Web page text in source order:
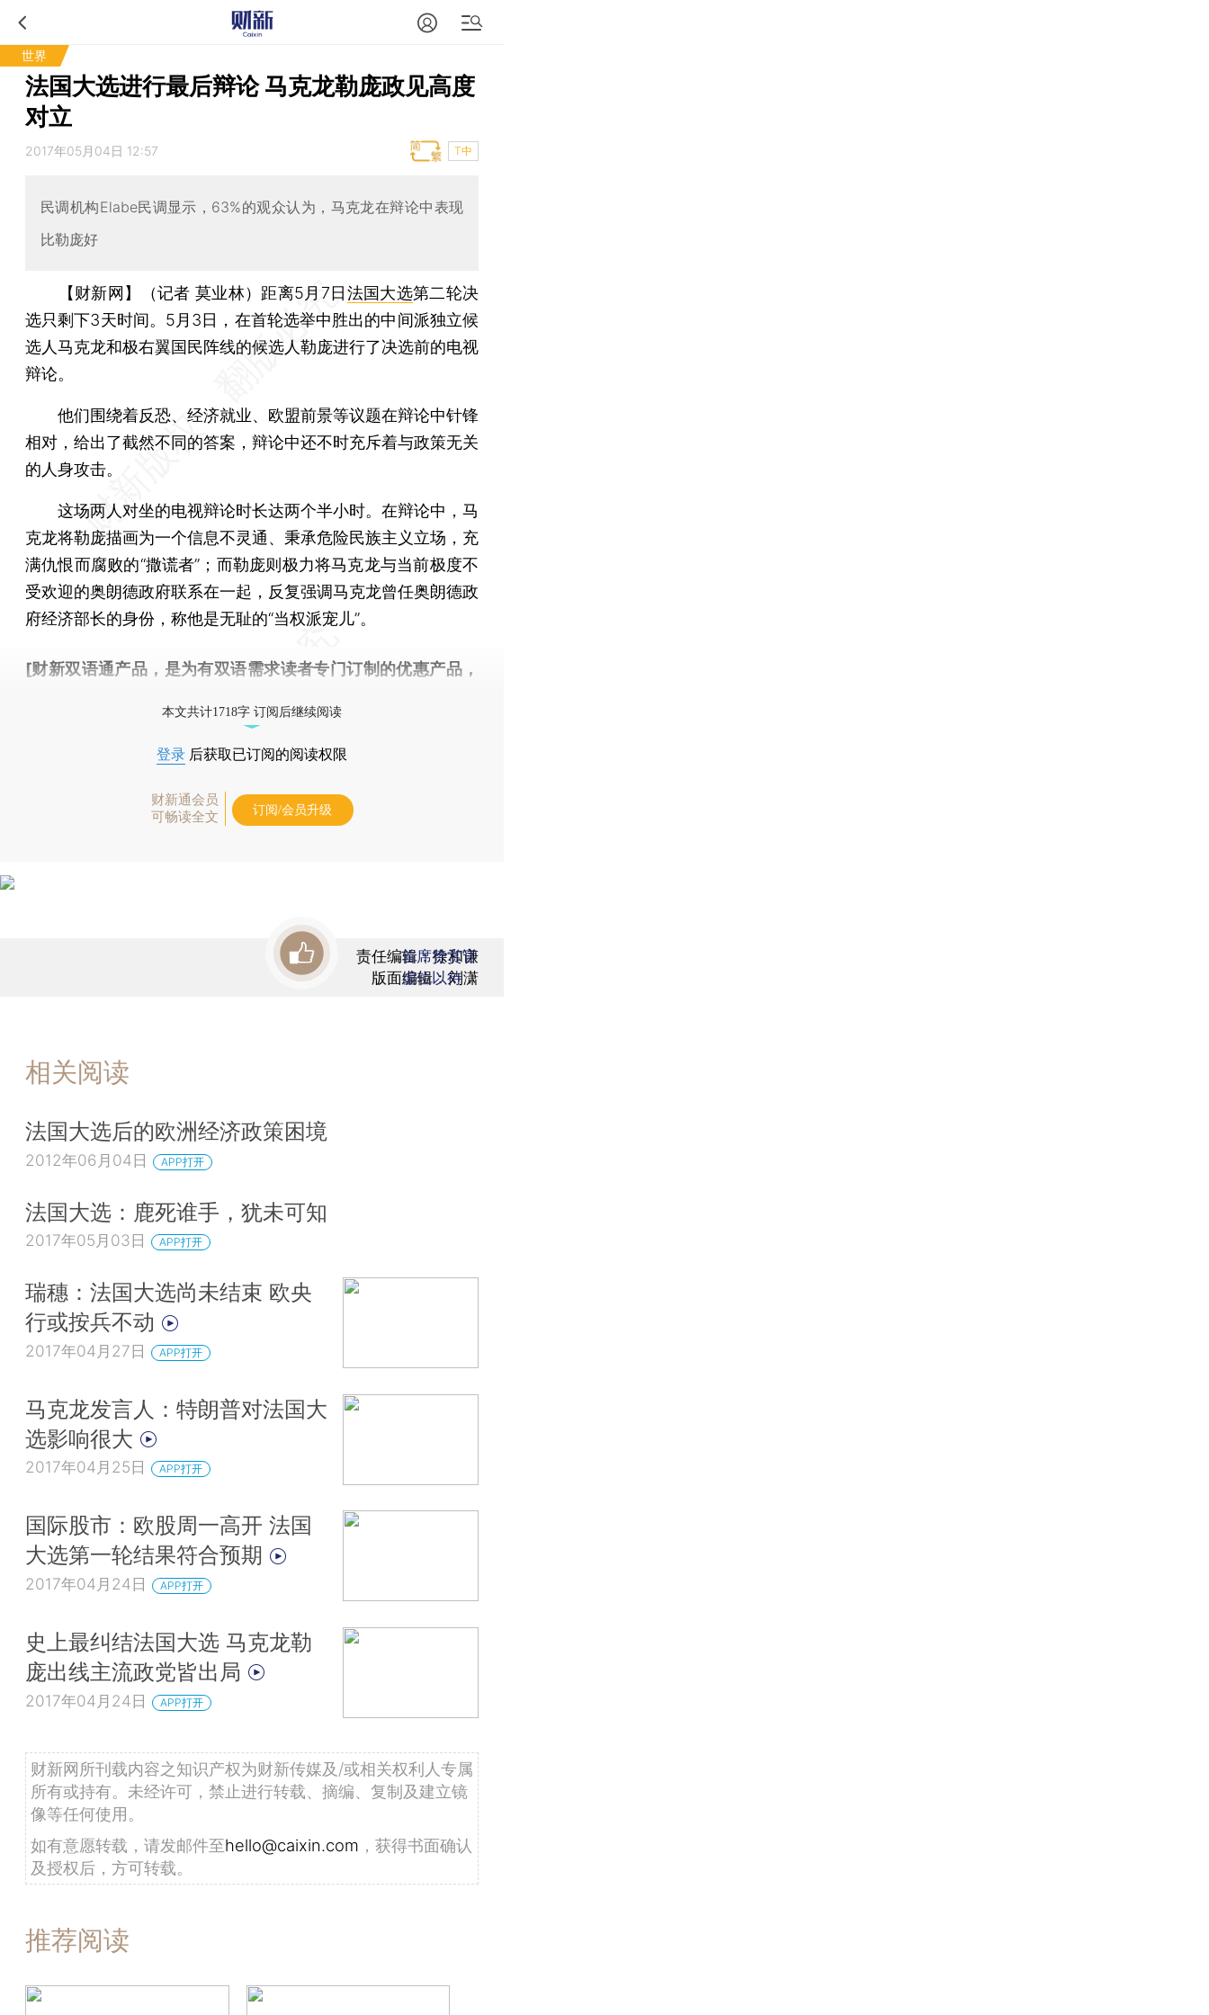
世界
法国大选进行最后辩论 马克龙勒庞政见高度
对立
2017年05月04日 12:57 T中
民调机构Elabe民调显示，63%的观众认为，马克龙在辩论中表现
比勒庞好
【财新网】（记者 莫业林） 距离5月7日法国大选第二轮决
选只剩下3天时间。5月3日，在首轮选举中胜出的中间派独立候
选人马克龙和极右翼国民阵线的候选人勒庞进行了决选前的电视
辩论。
他们围绕着反恐、经济就业、欧盟前景等议题在辩论中针锋
相对，给出了截然不同的答案，辩论中还不时充斥着与政策无关
的人身攻击。
这场两人对坐的电视辩论时长达两个半小时。在辩论中，马
克龙将勒庞描画为一个信息不灵通、秉承危险民族主义立场，充
满仇恨而腐败的“撒谎者”；而勒庞则极力将马克龙与当前极度不
受欢迎的奥朗德政府联系在一起，反复强调马克龙曾任奥朗德政
府经济部长的身份，称他是无耻的“当权派宠儿”。
[财新双语通产品，是为有双语需求读者专门订制的优惠产品，
本文共计1718字 订阅后继续阅读
登录 后获取已订阅的阅读权限
财新通会员
可畅读全文
订阅/会员升级
责任编辑：徐和谦
版面编辑：刘潇
首席赞赏官
虚位以待
相关阅读
法国大选后的欧洲经济政策困境
2012年06月04日 APP打开
法国大选：鹿死谁手，犹未可知
2017年05月03日 APP打开
瑞穗：法国大选尚未结束 欧央
行或按兵不动
2017年04月27日 APP打开
马克龙发言人：特朗普对法国大
选影响很大
2017年04月25日 APP打开
国际股市：欧股周一高开 法国
大选第一轮结果符合预期
2017年04月24日 APP打开
史上最纠结法国大选 马克龙勒
庞出线主流政党皆出局
2017年04月24日 APP打开
财新网所刊载内容之知识产权为财新传媒及/或相关权利人专属
所有或持有。未经许可，禁止进行转载、摘编、复制及建立镜
像等任何使用。
如有意愿转载，请发邮件至hello@caixin.com ，获得书面确认
及授权后，方可转载。
推荐阅读